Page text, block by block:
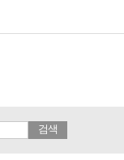
검색